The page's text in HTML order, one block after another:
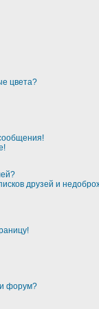
цвета?
друзей и
форум?